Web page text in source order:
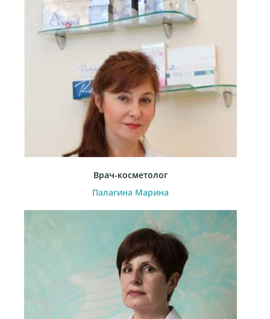
Врач-косметолог
Палагина Марина